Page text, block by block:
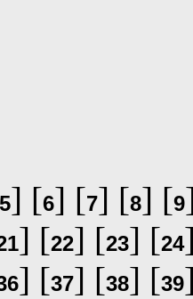
5] [6] [7] [8] [9
] [22] [23] [24
] [37] [38] [39